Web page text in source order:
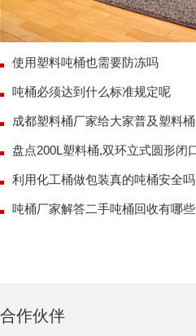
使用塑料吨桶也需要防冻吗
吨桶必须达到什么标准规定呢
利用化工桶做包装真的吨桶安全吗
合作伙伴